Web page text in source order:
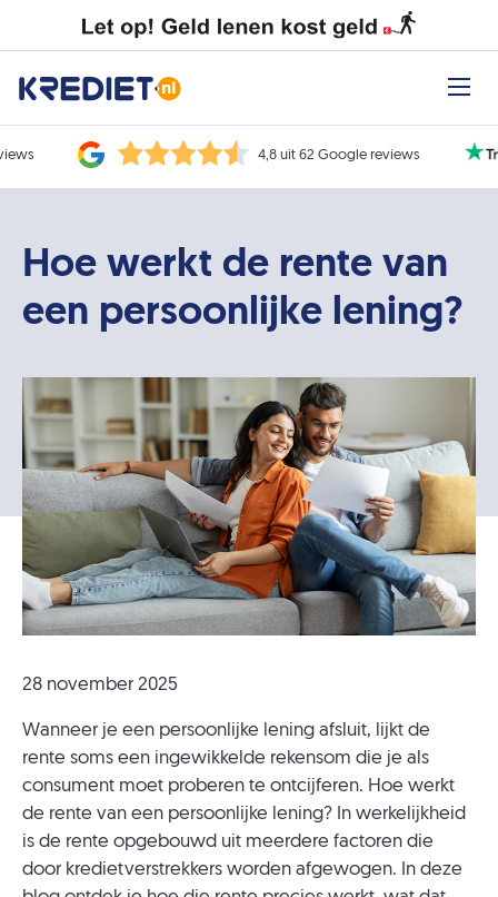
4,8 uit 62 Google reviews
Hoe werkt de rente van
een persoonlijke lening?
28 november 2025
Wanneer je een persoonlijke lening afsluit, lijkt de
rente soms een ingewikkelde rekensom die je als
consument moet proberen te ontcijferen. Hoe werkt
de rente van een persoonlijke lening? In werkelijkheid
is de rente opgebouwd uit meerdere factoren die
door kredietverstrekkers worden afgewogen. In deze